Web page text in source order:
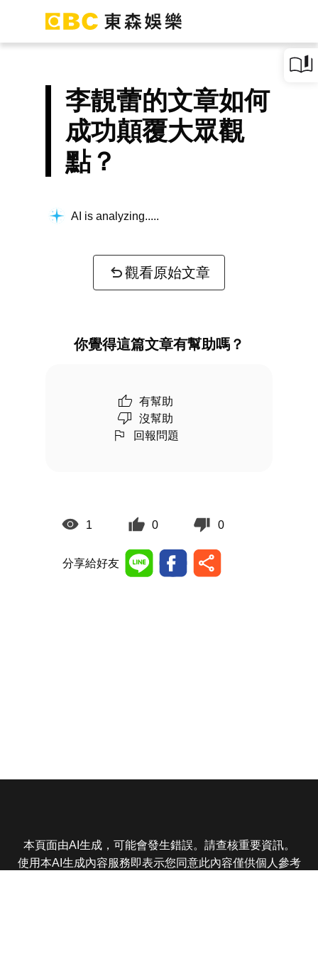
李靚蕾的文章如何
成功顛覆大眾觀
點？
AI is analyzing...
觀看原始文章
你覺得這篇文章有幫助嗎？
有幫助
沒幫助
回報問題
1 0 0
分享給好友
本頁面由AI生成，可能會發生錯誤。請查核重要資訊。
使用本AI生成內容服務即表示您同意此內容僅供個人參考